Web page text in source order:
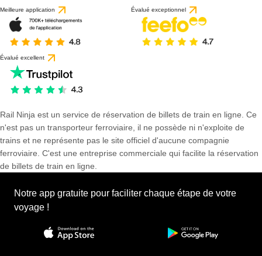
Meilleure application Évalué exceptionnel
Évalué excellent
Rail Ninja est un service de réservation de billets de train en ligne. Ce
n'est pas un transporteur ferroviaire, il ne possède ni n'exploite de
trains et ne représente pas le site officiel d'aucune compagnie
ferroviaire. C'est une entreprise commerciale qui facilite la réservation
de billets de train en ligne.
Notre app gratuite pour faciliter chaque étape de votre
voyage !